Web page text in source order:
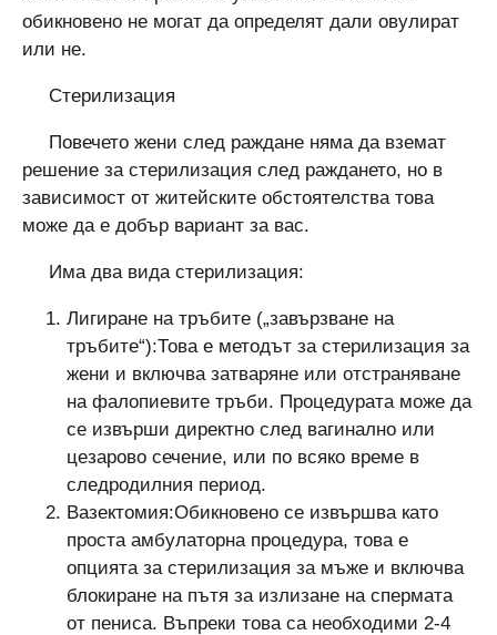
обикновено не могат да определят дали овулират
или не.
Стерилизация
Повечето жени след раждане няма да вземат
решение за стерилизация след раждането, но в
зависимост от житейските обстоятелства това
може да е добър вариант за вас.
Има два вида стерилизация:
Лигиране на тръбите („завързване на
тръбите“):Това е методът за стерилизация за
жени и включва затваряне или отстраняване
на фалопиевите тръби. Процедурата може да
се извърши директно след вагинално или
цезарово сечение, или по всяко време в
следродилния период.
Вазектомия:Обикновено се извършва като
проста амбулаторна процедура, това е
опцията за стерилизация за мъже и включва
блокиране на пътя за излизане на спермата
от пениса. Въпреки това са необходими 2-4